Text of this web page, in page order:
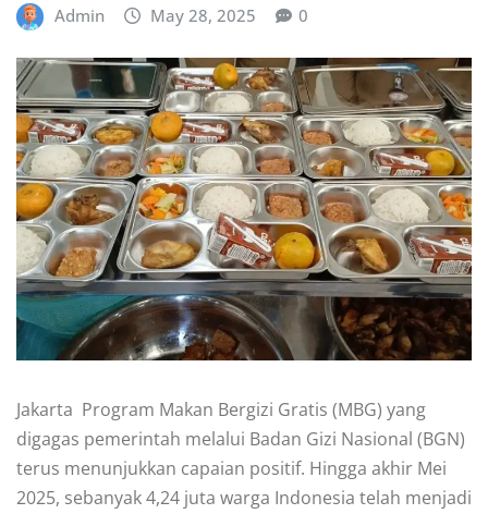
Admin May 28, 2025 0
Jakarta  Program Makan Bergizi Gratis (MBG) yang
digagas pemerintah melalui Badan Gizi Nasional (BGN)
terus menunjukkan capaian positif. Hingga akhir Mei
2025, sebanyak 4,24 juta warga Indonesia telah menjadi